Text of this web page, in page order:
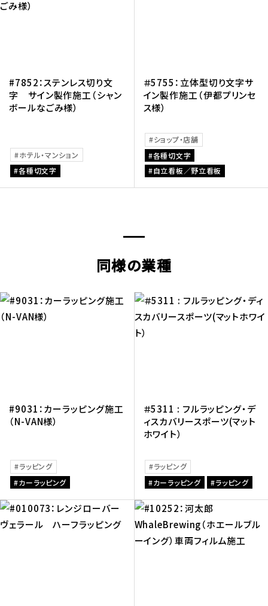
#7852：ステンレス切り文
字 サイン製作施工（シャン
ボールなごみ様）
ホテル・マンション
各種切文字
＃5755：立体型切り文字サ
イン製作施工（伊都プリンセ
ス様）
ショップ・店舗
各種切文字
自立看板／野立看板
同様の業種
#9031：カーラッピング施工
（N-VAN様）
ラッピング
カーラッピング
＃5311 : フルラッピング・デ
ィスカバリースポーツ(マット
ホワイト）
ラッピング
カーラッピング
ラッピング